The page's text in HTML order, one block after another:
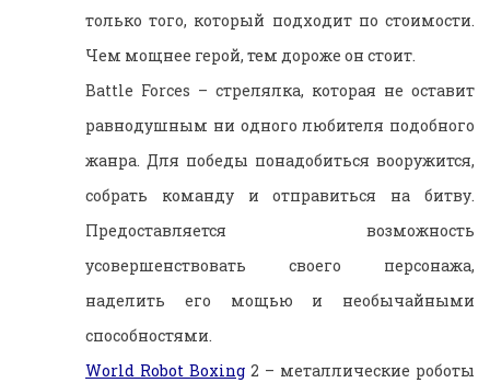
только того, который подходит по стоимости.
Чем мощнее герой, тем дороже он стоит.
Battle Forces – стрелялка, которая не оставит
равнодушным ни одного любителя подобного
жанра. Для победы понадобиться вооружится,
собрать команду и отправиться на битву.
Предоставляется возможность
усовершенствовать своего персонажа,
наделить его мощью и необычайными
способностями.
World Robot Boxing 2 – металлические роботы